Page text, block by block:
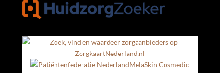
MelaSkin Cosmedic